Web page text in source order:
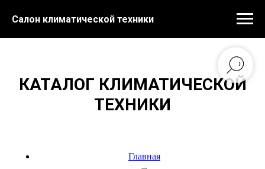
Салон климатической техники
КАТАЛОГ КЛИМАТИЧЕСКОЙ
ТЕХНИКИ
Главная
→